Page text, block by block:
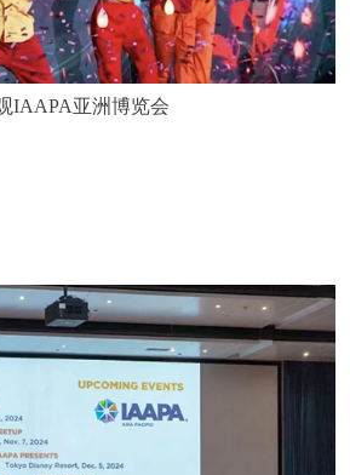
IAAPA亚洲博览会